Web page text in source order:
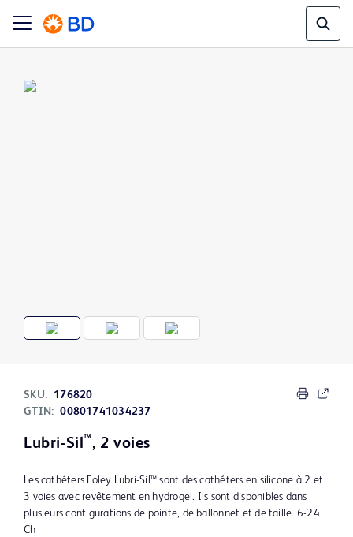
SKU:
176820
GTIN: 00801741034237
Lubri-Sil™ , 2 voies
Les cathéters Foley Lubri-Sil™ sont des cathéters en silicone à 2 et
3 voies avec revêtement en hydrogel. Ils sont disponibles dans
plusieurs configurations de pointe, de ballonnet et de taille. 6-24
Ch